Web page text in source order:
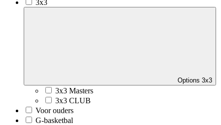
3x3
Options 3x3
3x3 Masters
3x3 CLUB
Voor ouders
G-basketbal